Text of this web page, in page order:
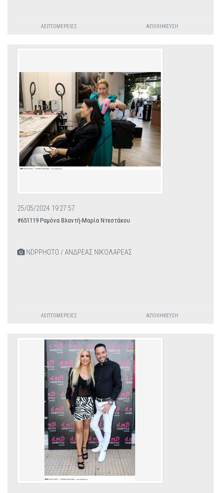
ΛΕΠΤΟΜΈΡΕΙΕΣ ΑΠΟΘΉΚΕΥΣΗ
25/05/2024 19:27:57
#651119 Ραμόνα Βλαντή-Μαρία Ντεστάκου
NDPPHOTO / ΑΝΔΡΕΑΣ ΝΙΚΟΛΑΡΕΑΣ
ΛΕΠΤΟΜΈΡΕΙΕΣ ΑΠΟΘΉΚΕΥΣΗ